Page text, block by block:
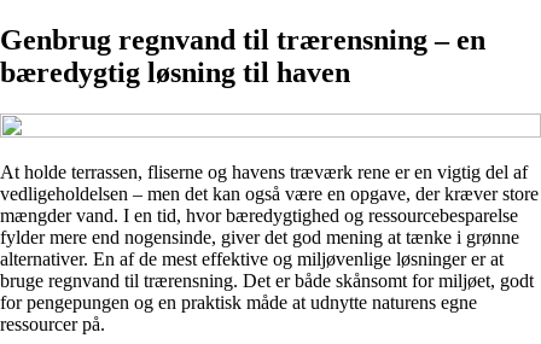
Genbrug regnvand til trærensning – en
bæredygtig løsning til haven
At holde terrassen, fliserne og havens træværk rene er en vigtig del af
vedligeholdelsen – men det kan også være en opgave, der kræver store
mængder vand. I en tid, hvor bæredygtighed og ressourcebesparelse
fylder mere end nogensinde, giver det god mening at tænke i grønne
alternativer. En af de mest effektive og miljøvenlige løsninger er at
bruge regnvand til trærensning. Det er både skånsomt for miljøet, godt
for pengepungen og en praktisk måde at udnytte naturens egne
ressourcer på.